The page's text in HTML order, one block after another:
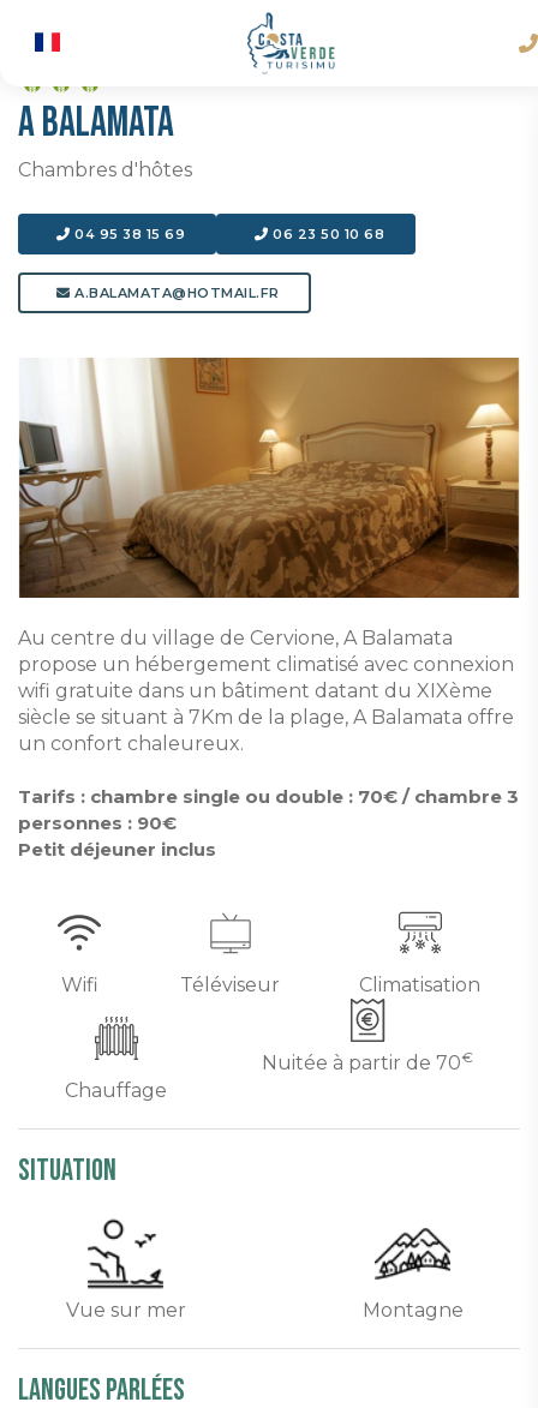
A BALAMATA
Chambres d'hôtes
04 95 38 15 69 06 23 50 10 68
A.BALAMATA@HOTMAIL.FR
Au centre du village de Cervione, A Balamata
propose un hébergement climatisé avec connexion
wifi gratuite dans un bâtiment datant du XIXème
siècle se situant à 7Km de la plage, A Balamata offre
un confort chaleureux.
Tarifs : chambre single ou double : 70€ / chambre 3
personnes : 90€
Petit déjeuner inclus
Wifi Téléviseur Climatisation
Chauffage
Nuitée à partir de 70€
Situation
Vue sur mer Montagne
Langues parlées